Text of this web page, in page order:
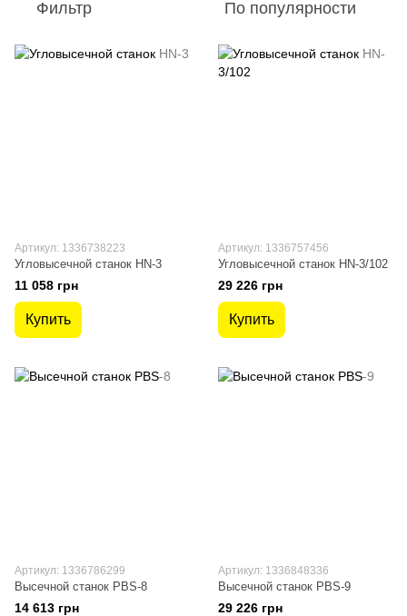
Фильтр По популярности
Артикул: 1336738223
Угловысечной станок HN-3
11 058 грн
Купить
Артикул: 1336757456
Угловысечной станок HN-3/102
29 226 грн
Купить
Артикул: 1336786299
Высечной станок PBS-8
14 613 грн
Артикул: 1336848336
Высечной станок PBS-9
29 226 грн